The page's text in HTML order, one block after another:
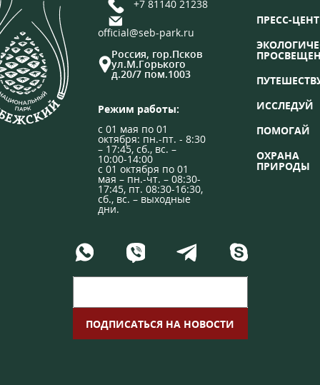
+7 81140 21238
official@seb-park.ru
Россия, гор.Псков
ул.М.Горького
д.20/7 пом.1003
Режим работы:
с 01 мая по 01
октября: пн.-пт. - 8:30
– 17:45, сб., вс. –
10:00-14:00
с 01 октября по 01
мая – пн.-чт. – 08:30-
17:45, пт. 08:30-16:30,
сб., вс. – выходные
дни.
ПРЕСС-
ИССЛЕДУЙ
ПОМОГАЙ
ОХРАНА
ПРИРОДЫ